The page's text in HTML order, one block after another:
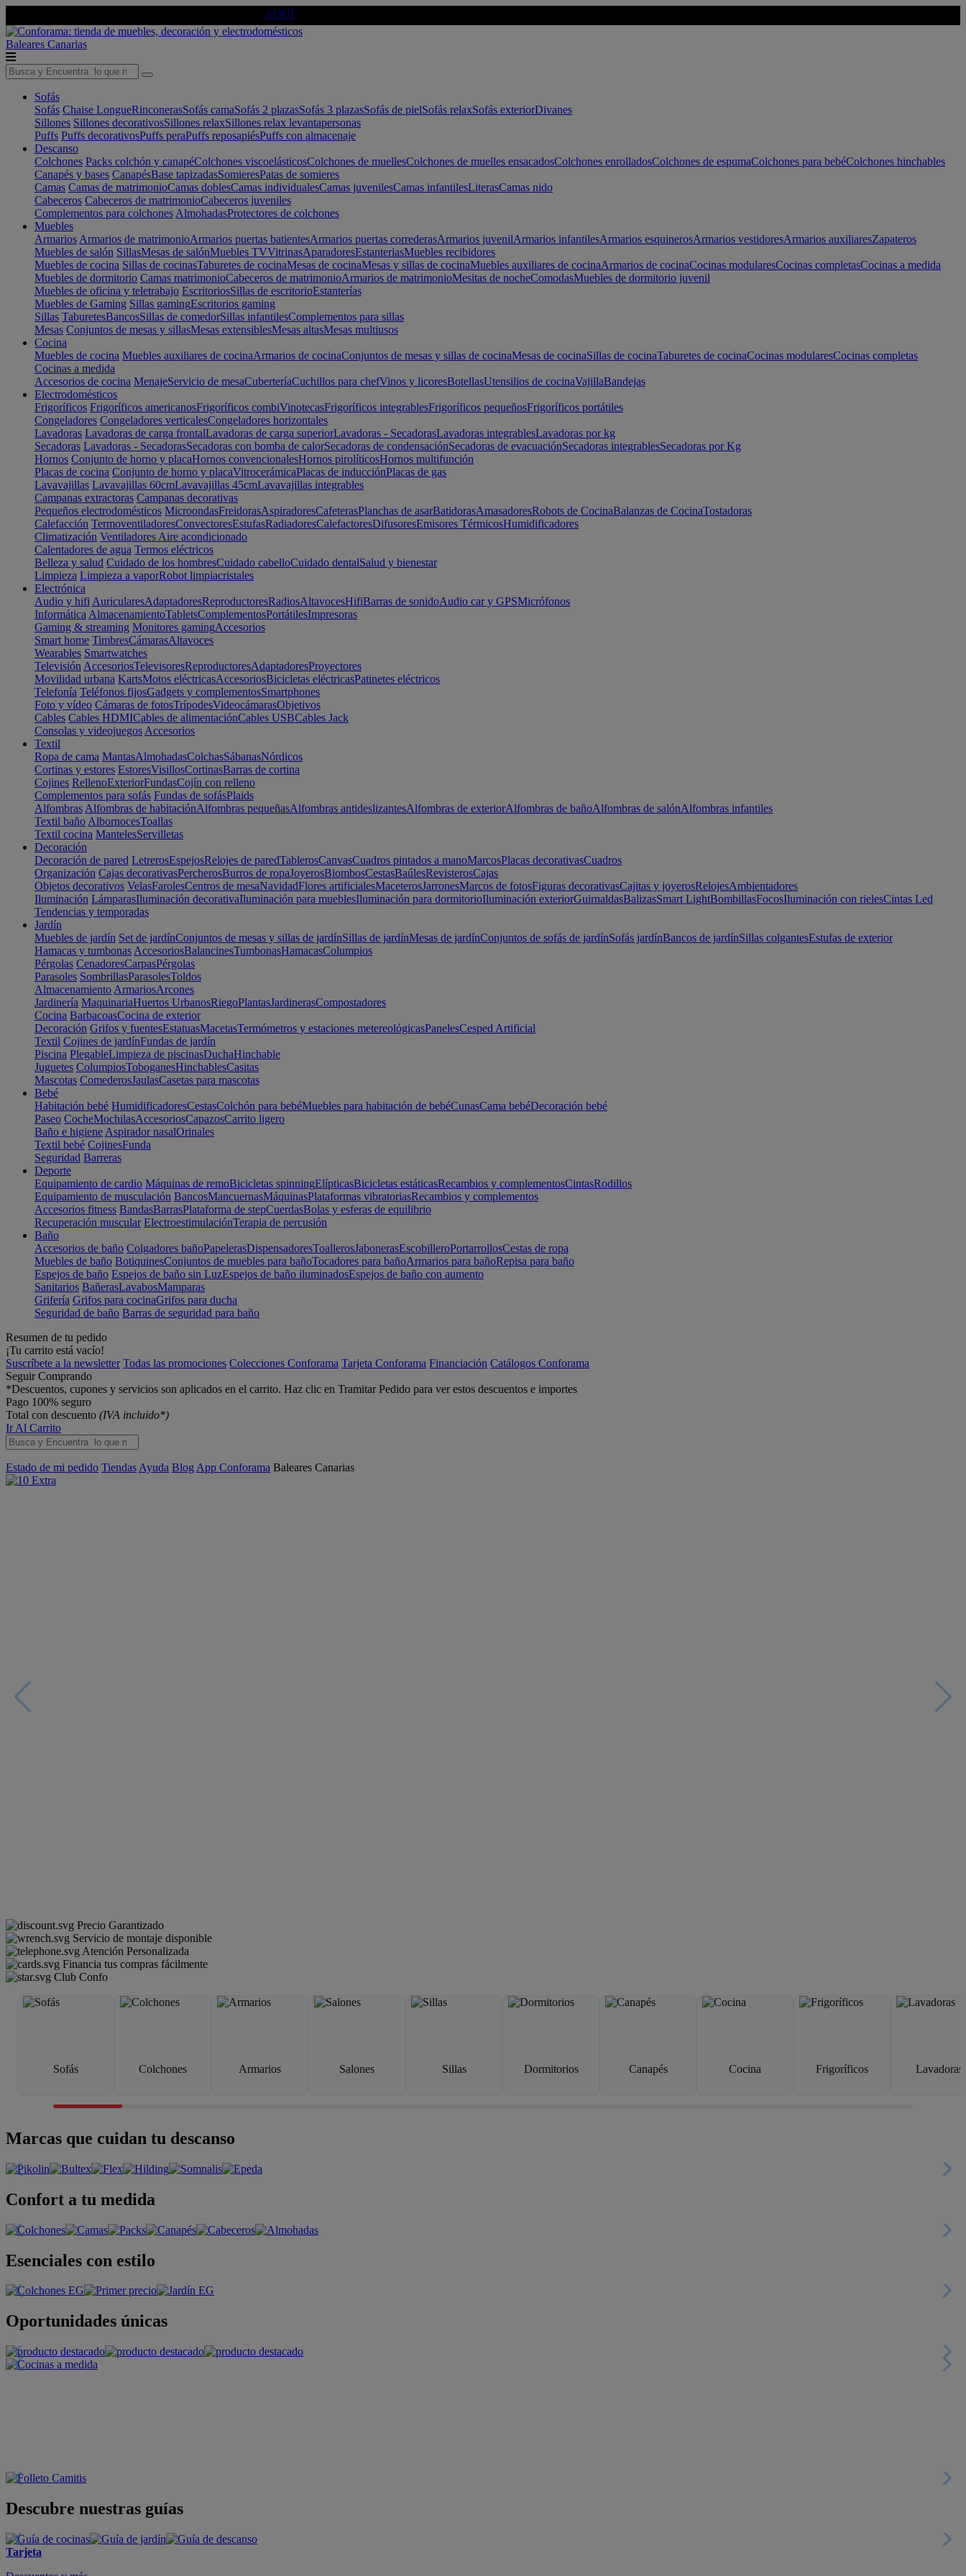
AQUÍ
Baleares Canarias
Sofás
Sofás Chaise LongueRinconerasSofás camaSofás 2 plazasSofás 3 plazasSofás de pielSofás relaxSofás exteriorDivanes
Sillones Sillones decorativosSillones relaxSillones relax levantapersonas
Puffs Puffs decorativosPuffs peraPuffs reposapiésPuffs con almacenaje
Descanso
Colchones Packs colchón y canapéColchones viscoelásticosColchones de muellesColchones de muelles ensacadosColchones enrolladosColchones de espumaColchones para bebéColchones hinchables
Canapés y bases CanapésBase tapizadasSomieresPatas de somieres
Camas Camas de matrimonioCamas doblesCamas individualesCamas juvenilesCamas infantilesLiterasCamas nido
Cabeceros Cabeceros de matrimonioCabeceros juveniles
Complementos para colchones AlmohadasProtectores de colchones
Muebles
Armarios Armarios de matrimonioArmarios puertas batientesArmarios puertas correderasArmarios juvenilArmarios infantilesArmarios esquinerosArmarios vestidoresArmarios auxiliaresZapateros
Muebles de salón SillasMesas de salónMuebles TVVitrinasAparadoresEstanteriasMuebles recibidores
Muebles de cocina Sillas de cocinasTaburetes de cocinaMesas de cocinaMesas y sillas de cocinaMuebles auxiliares de cocinaArmarios de cocinaCocinas modularesCocinas completasCocinas a medida
Muebles de dormitorio Camas matrimonioCabeceros de matrimonioArmarios de matrimonioMesitas de nocheComodasMuebles de dormitorio juvenil
Muebles de oficina y teletrabajo EscritoriosSillas de escritorioEstanterías
Muebles de Gaming Sillas gamingEscritorios gaming
Sillas TaburetesBancosSillas de comedorSillas infantilesComplementos para sillas
Mesas Conjuntos de mesas y sillasMesas extensiblesMesas altasMesas multiusos
Cocina
Muebles de cocina Muebles auxiliares de cocinaArmarios de cocinaConjuntos de mesas y sillas de cocinaMesas de cocinaSillas de cocinaTaburetes de cocinaCocinas modularesCocinas completas
Cocinas a medida
Accesorios de cocina MenajeServicio de mesaCuberteríaCuchillos para chefVinos y licoresBotellasUtensilios de cocinaVajillaBandejas
Electrodomésticos
Frigoríficos Frigoríficos americanosFrigoríficos combiVinotecasFrigoríficos integrablesFrigoríficos pequeñosFrigoríficos portátiles
Congeladores Congeladores verticalesCongeladores horizontales
Lavadoras Lavadoras de carga frontalLavadoras de carga superiorLavadoras - SecadorasLavadoras integrablesLavadoras por kg
Secadoras Lavadoras - SecadorasSecadoras con bomba de calorSecadoras de condensaciónSecadoras de evacuaciónSecadoras integrablesSecadoras por Kg
Hornos Conjunto de horno y placaHornos convencionalesHornos pirolíticosHornos multifunción
Placas de cocina Conjunto de horno y placaVitrocerámicaPlacas de inducciónPlacas de gas
Lavavajillas Lavavajillas 60cmLavavajillas 45cmLavavajillas integrables
Campanas extractoras Campanas decorativas
Pequeños electrodomésticos MicroondasFreidorasAspiradoresCafeterasPlanchas de asarBatidorasAmasadoresRobots de CocinaBalanzas de CocinaTostadoras
Calefacción TermoventiladoresConvectoresEstufasRadiadoresCalefactoresDifusoresEmisores TérmicosHumidificadores
Climatización Ventiladores Aire acondicionado
Calentadores de agua Termos eléctricos
Belleza y salud Cuidado de los hombresCuidado cabelloCuidado dentalSalud y bienestar
Limpieza Limpieza a vaporRobot limpiacristales
Electrónica
Audio y hifi AuricularesAdaptadoresReproductoresRadiosAltavocesHifiBarras de sonidoAudio car y GPSMicrófonos
Informática AlmacenamientoTabletsComplementosPortátilesImpresoras
Gaming & streaming Monitores gamingAccesorios
Smart home TimbresCámarasAltavoces
Wearables Smartwatches
Televisión AccesoriosTelevisoresReproductoresAdaptadoresProyectores
Movilidad urbana KartsMotos eléctricasAccesoriosBicicletas eléctricasPatinetes eléctricos
Telefonía Teléfonos fijosGadgets y complementosSmartphones
Foto y vídeo Cámaras de fotosTrípodesVideocámarasObjetivos
Cables Cables HDMICables de alimentaciónCables USBCables Jack
Consolas y videojuegos Accesorios
Textil
Ropa de cama MantasAlmohadasColchasSábanasNórdicos
Cortinas y estores EstoresVisillosCortinasBarras de cortina
Cojines RellenoExteriorFundasCojín con relleno
Complementos para sofás Fundas de sofásPlaids
Alfombras Alfombras de habitaciónAlfombras pequeñasAlfombras antideslizantesAlfombras de exteriorAlfombras de bañoAlfombras de salónAlfombras infantiles
Textil baño AlbornocesToallas
Textil cocina MantelesServilletas
Decoración
Decoración de pared LetrerosEspejosRelojes de paredTablerosCanvasCuadros pintados a manoMarcosPlacas decorativasCuadros
Organización Cajas decorativasPercherosBurros de ropaJoyerosBiombosCestasBaúlesRevisterosCajas
Objetos decorativos VelasFarolesCentros de mesaNavidadFlores artificialesMaceterosJarronesMarcos de fotosFiguras decorativasCajitas y joyerosRelojesAmbientadores
Iluminación LámparasIluminación decorativaIluminación para mueblesIluminación para dormitorioIluminación exteriorGuirnaldasBalizasSmart LightBombillasFocosIluminación con rielesCintas Led
Tendencias y temporadas
Jardín
Muebles de jardín Set de jardínConjuntos de mesas y sillas de jardínSillas de jardínMesas de jardínConjuntos de sofás de jardínSofás jardínBancos de jardínSillas colgantesEstufas de exterior
Hamacas y tumbonas AccesoriosBalancinesTumbonasHamacasColumpios
Pérgolas CenadoresCarpasPérgolas
Parasoles SombrillasParasolesToldos
Almacenamiento ArmariosArcones
Jardinería MaquinariaHuertos UrbanosRiegoPlantasJardinerasCompostadores
Cocina BarbacoasCocina de exterior
Decoración Grifos y fuentesEstatuasMacetasTermómetros y estaciones metereológicasPanelesCesped Artificial
Textil Cojines de jardínFundas de jardín
Piscina PlegableLimpieza de piscinasDuchaHinchable
Juguetes ColumpiosToboganesHinchablesCasitas
Mascotas ComederosJaulasCasetas para mascotas
Bebé
Habitación bebé HumidificadoresCestasColchón para bebéMuebles para habitación de bebéCunasCama bebéDecoración bebé
Paseo CocheMochilasAccesoriosCapazosCarrito ligero
Baño e higiene Aspirador nasalOrinales
Textil bebé CojinesFunda
Seguridad Barreras
Deporte
Equipamiento de cardio Máquinas de remoBicicletas spinningElípticasBicicletas estáticasRecambios y complementosCintasRodillos
Equipamiento de musculación BancosMancuernasMáquinasPlataformas vibratoriasRecambios y complementos
Accesorios fitness BandasBarrasPlataforma de stepCuerdasBolas y esferas de equilibrio
Recuperación muscular ElectroestimulaciónTerapia de percusión
Baño
Accesorios de baño Colgadores bañoPapelerasDispensadoresToallerosJabonerasEscobilleroPortarrollosCestas de ropa
Muebles de baño BotiquinesConjuntos de muebles para bañoTocadores para bañoArmarios para bañoRepisa para baño
Espejos de baño Espejos de baño sin LuzEspejos de baño iluminadosEspejos de baño con aumento
Sanitarios BañerasLavabosMamparas
Grifería Grifos para cocinaGrifos para ducha
Seguridad de baño Barras de seguridad para baño
Resumen de tu pedido
¡Tu carrito está vacío!
Suscríbete a la newsletter Todas las promociones Colecciones Conforama Tarjeta Conforama Financiación Catálogos Conforama
Seguir Comprando
*Descuentos, cupones y servicios son aplicados en el carrito. Haz clic en Tramitar Pedido para ver estos descuentos e importes
Pago 100% seguro
Total con descuento (IVA incluido*)
Ir Al Carrito
Estado de mi pedido Tiendas Ayuda Blog App Conforama Baleares Canarias
Precio Garantizado
Servicio de montaje disponible
Atención Personalizada
Financia tus compras fácilmente
Club Confo
Sofás Colchones Armarios Salones Sillas Dormitorios Canapés Cocina Frigoríficos Lavadoras
Marcas que cuidan tu descanso
Confort a tu medida
Esenciales con estilo
Oportunidades únicas
Descubre nuestras guías
Tarjeta